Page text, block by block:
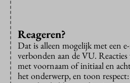
Reageren?
Dat is alleen mogelijk met een
verbonden aan de VU.
met voornaam of initiaal en
het onderwerp, en toon